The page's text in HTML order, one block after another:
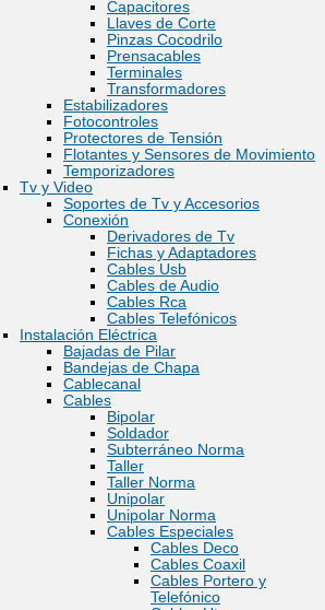
Capacitores
Llaves de Corte
Pinzas Cocodrilo
Prensacables
Terminales
Transformadores
Estabilizadores
Fotocontroles
Protectores de Tensión
Flotantes y Sensores de Movimiento
Temporizadores
Tv y Video
Soportes de Tv y Accesorios
Conexión
Derivadores de Tv
Fichas y Adaptadores
Cables Usb
Cables de Audio
Cables Rca
Cables Telefónicos
Instalación Eléctrica
Bajadas de Pilar
Bandejas de Chapa
Cablecanal
Cables
Bipolar
Soldador
Subterráneo Norma
Taller
Taller Norma
Unipolar
Unipolar Norma
Cables Especiales
Cables Deco
Cables Coaxil
Cables Portero y
Telefónico